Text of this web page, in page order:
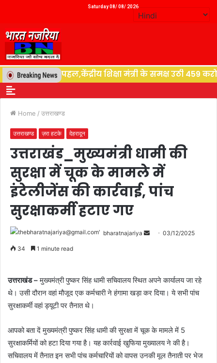
Saturday 08/ 08/ 2026
देने की पहल,केंद्रीय शिक्षा मंत्री के समक्ष उठी 459 करोड़
Home / उत्तराखण्ड
उत्तराखण्ड ज़रा हटके देहरादून
उत्तराखंड_मुख्यमंत्री धामी की
सुरक्षा में चूक के मामले में
इंटेलीजेंस की कार्रवाई, पांच
सुरक्षाकर्मी हटाए गए
bharatnajariya 03/12/2025
34 1 minute read
उत्तराखंड –मुख्यमंत्री पुष्कर सिंह धामी सचिवालय स्थित अपने कार्यालय जा रहे
थे। उसी दौरान वहां मौजूद एक कर्मचारी ने हंगामा खड़ा कर दिया। ये सभी पांच
सुरक्षाकर्मी वहां ड्यूटी पर तैनात थे।
आपको बता दें मुख्यमंत्री पुष्कर सिंह धामी की सुरक्षा में चूक के मामले में 5
सुरक्षाकर्मियों को हटा दिया गया है। यह कार्रवाई खुफिया मुख्यालय ने की है।
सचिवालय में तैनात इन सभी पांच कर्मचारियों को वापस उनकी मूल तैनाती पर भेज